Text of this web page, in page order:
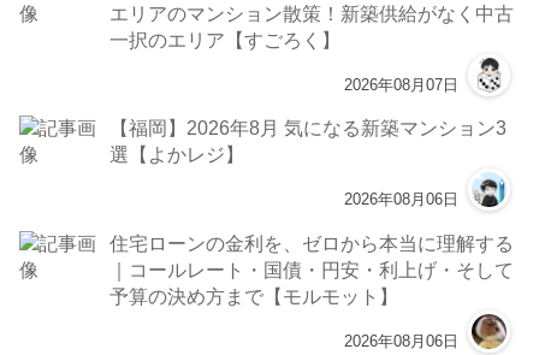
エリアのマンション散策！新築供給がなく中古
一択のエリア【すごろく】
2026年08月07日
【福岡】2026年8月 気になる新築マンション3
選【よかレジ】
2026年08月06日
住宅ローンの金利を、ゼロから本当に理解する
｜コールレート・国債・円安・利上げ・そして
予算の決め方まで【モルモット】
2026年08月06日